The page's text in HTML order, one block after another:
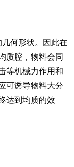
何形状。因此在
质腔，物料会同
等机械力作用和
可诱导物料大分
达到均质的效